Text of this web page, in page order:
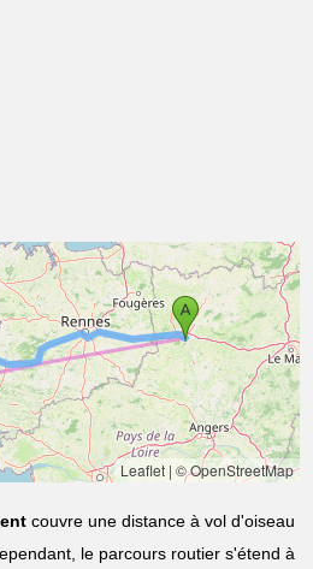
Leaflet| © OpenStreetMap
couvre une distance à vol d'oiseau
le parcours routier s'étend à